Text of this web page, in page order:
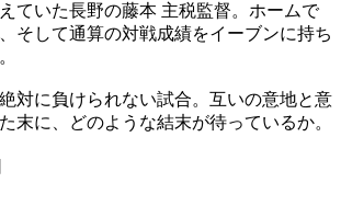
ていた長野の藤本 主税監督。ホームで
そして通算の対戦成績をイーブンに持ち
対に負けられない試合。互いの意地と意
末に、どのような結末が待っているか。